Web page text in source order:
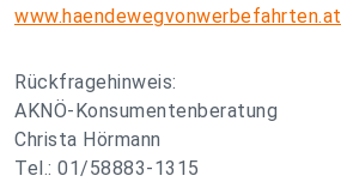
www.haendewegvonwerbefahrten.at
Rückfragehinweis:
AKNÖ-Konsumentenberatung
Christa Hörmann
Tel.: 01/58883-1315